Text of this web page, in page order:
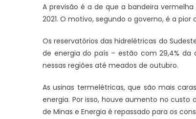
A previsão é a de que a bandeira
2021. O motivo, segundo o governo, é a pior
Os reservatórios das hidrelétricas do
de energia do país – estão com 29,4%
nessas regiões até meados de outubro.
As usinas termelétricas, que são mais
energia. Por isso, houve aumento no custo
de Minas e Energia é repassado para os